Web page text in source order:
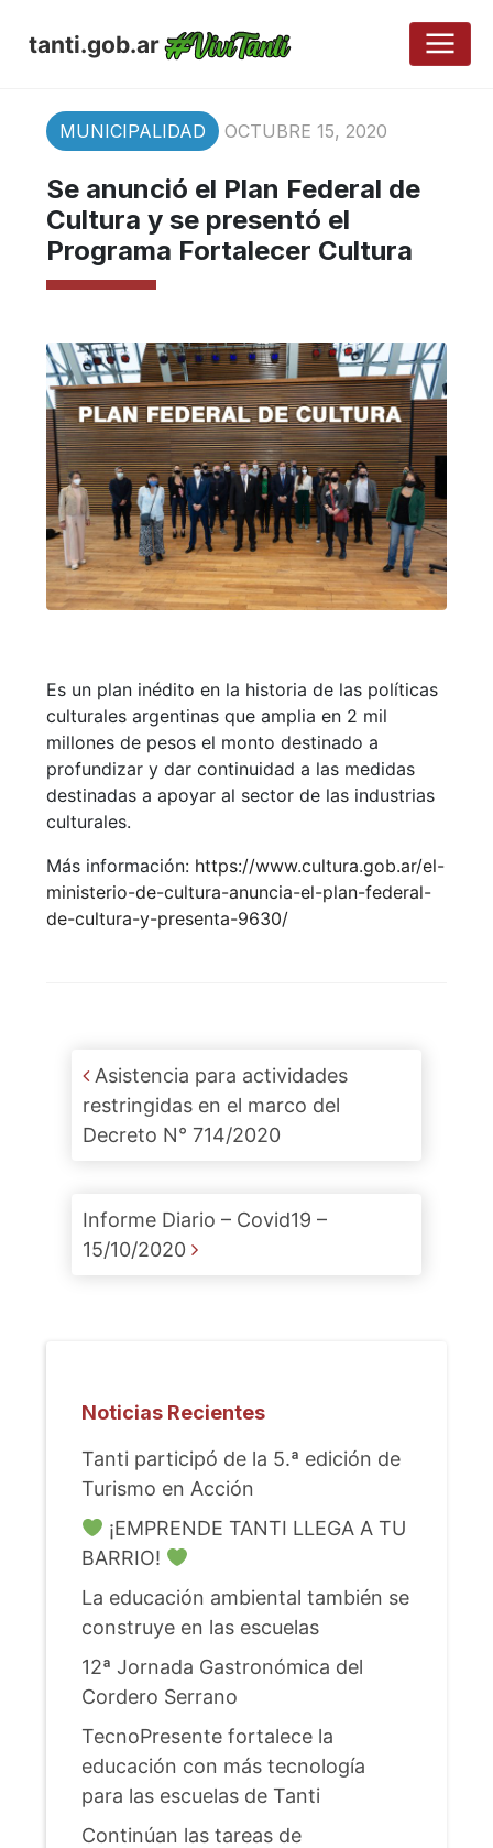
tanti.gob.ar
MUNICIPALIDAD OCTUBRE 15, 2020
Se anunció el Plan Federal de
Cultura y se presentó el
Programa Fortalecer Cultura
Es un plan inédito en la historia de las políticas
culturales argentinas que amplia en 2 mil
millones de pesos el monto destinado a
profundizar y dar continuidad a las medidas
destinadas a apoyar al sector de las industrias
culturales.
Más información: https://www.cultura.gob.ar/el-
ministerio-de-cultura-anuncia-el-plan-federal-
de-cultura-y-presenta-9630/
Post navigation
Asistencia para actividades
restringidas en el marco del
Decreto N° 714/2020
Informe Diario – Covid19 –
15/10/2020
Noticias Recientes
Tanti participó de la 5.ª edición de
Turismo en Acción
¡EMPRENDE TANTI LLEGA A TU
BARRIO!
La educación ambiental también se
construye en las escuelas
12ª Jornada Gastronómica del
Cordero Serrano
TecnoPresente fortalece la
educación con más tecnología
para las escuelas de Tanti
Continúan las tareas de